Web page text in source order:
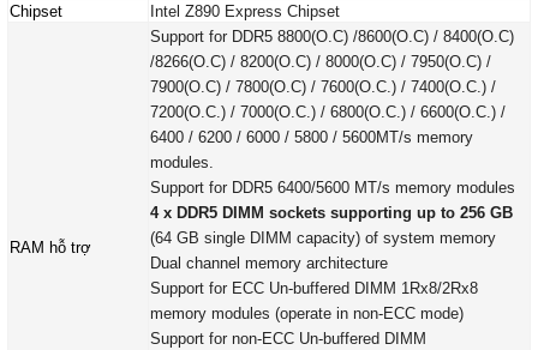
Chipset
Intel Z890 Express Chipset
RAM hỗ trợ
Support for DDR5 8800(O.C) /8600(O.C) / 8400(O.C)
/8266(O.C) / 8200(O.C) / 8000(O.C) / 7950(O.C) /
7900(O.C) / 7800(O.C) / 7600(O.C.) / 7400(O.C.) /
7200(O.C.) / 7000(O.C.) / 6800(O.C.) / 6600(O.C.) /
6400 / 6200 / 6000 / 5800 / 5600MT/s memory
modules.
Support for DDR5 6400/5600 MT/s memory modules
4 x DDR5 DIMM sockets supporting up to 256 GB
(64 GB single DIMM capacity) of system memory
Dual channel memory architecture
Support for ECC Un-buffered DIMM 1Rx8/2Rx8
memory modules (operate in non-ECC mode)
Support for non-ECC Un-buffered DIMM